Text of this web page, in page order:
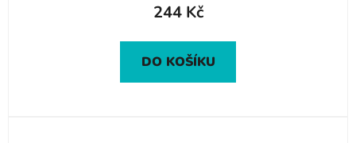
244 Kč
DO KOŠÍKU